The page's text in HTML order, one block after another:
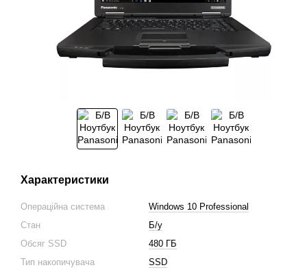
Характеристики
Операційна система
Windows 10 Professional
Стан
Б/у
Обсяг SSD
480 ГБ
Тип накопичувача
SSD